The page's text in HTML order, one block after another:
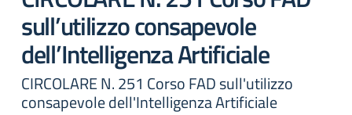
sull’utilizzo consapevole
dell’Intelligenza Artificiale
CIRCOLARE N. 251 Corso FAD sull'utilizzo
consapevole dell'Intelligenza Artificiale